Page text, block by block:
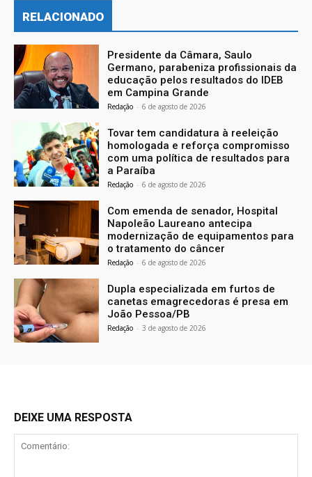
RELACIONADO
Presidente da Câmara, Saulo
Germano, parabeniza profissionais da
educação pelos resultados do IDEB
em Campina Grande
Redação - 6 de agosto de 2026
Tovar tem candidatura à reeleição
homologada e reforça compromisso
com uma política de resultados para
a Paraíba
Redação - 6 de agosto de 2026
Com emenda de senador, Hospital
Napoleão Laureano antecipa
modernização de equipamentos para
o tratamento do câncer
Redação - 6 de agosto de 2026
Dupla especializada em furtos de
canetas emagrecedoras é presa em
João Pessoa/PB
Redação - 3 de agosto de 2026
DEIXE UMA RESPOSTA